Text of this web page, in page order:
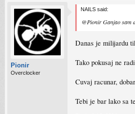
Pionir
Overclocker
NAILS said:
@Pionir Ganjao sam
Danas je milijardu
Tako pokusaj ne
Cuvaj racunar,
Tebi je bar lako sa